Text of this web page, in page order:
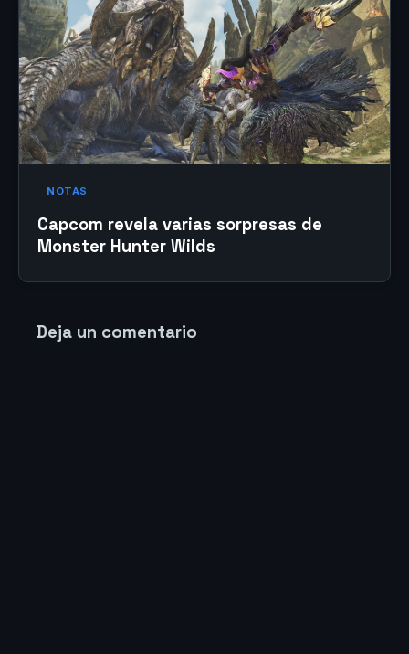
NOTAS
Capcom revela varias sorpresas de
Monster Hunter Wilds
Deja un comentario